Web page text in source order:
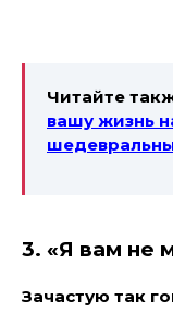
Читайте
вашу жизнь
3. «Я вам не
Зачастую так